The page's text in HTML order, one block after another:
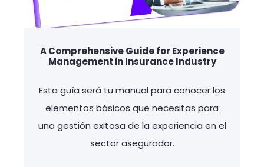
A Comprehensive Guide for Experience
Management in Insurance Industry
Esta guía será tu manual para conocer los
elementos básicos que necesitas para
una gestión exitosa de la experiencia en el
sector asegurador.